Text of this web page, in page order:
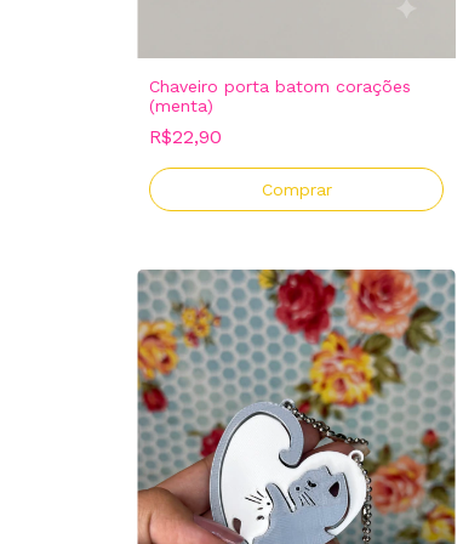
Chaveiro porta batom corações
(menta)
R$22,90